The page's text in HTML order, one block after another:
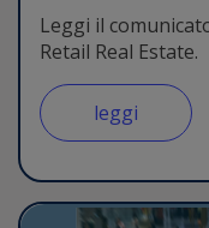
Leggi il
Retail Real Estate.
leggi